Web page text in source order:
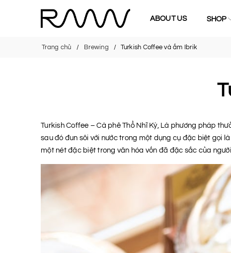
ABOUT US SHOP
Trang chủ Brewing Turkish Coffee và ấm Ibrik
Turkish Coffee – Cà phê Thổ Nhĩ Kỳ, Là phương pháp
sau đó đun sôi với nước trong một dụng cụ đặc biệt gọi
một nét đặc biệt trong văn hóa vốn đã đặc sắc của người